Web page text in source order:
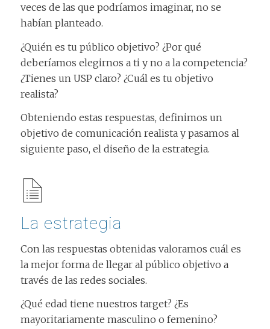
veces de las que podríamos imaginar, no se
habían planteado.
¿Quién es tu público objetivo? ¿Por qué
deberíamos elegirnos a ti y no a la competencia?
¿Tienes un USP claro? ¿Cuál es tu objetivo
realista?
Obteniendo estas respuestas, definimos un
objetivo de comunicación realista y pasamos al
siguiente paso, el diseño de la estrategia.
La estrategia
Con las respuestas obtenidas valoramos cuál es
la mejor forma de llegar al público objetivo a
través de las redes sociales.
¿Qué edad tiene nuestros target? ¿Es
mayoritariamente masculino o femenino?